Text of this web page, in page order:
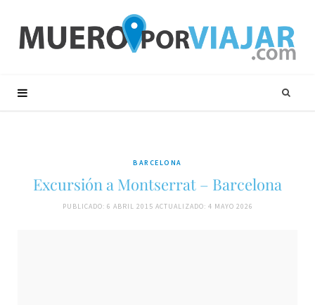
BARCELONA
Excursión a Montserrat – Barcelona
PUBLICADO: 6 ABRIL 2015 ACTUALIZADO: 4 MAYO 2026